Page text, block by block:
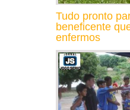
Tudo pronto
beneficente
enfermos